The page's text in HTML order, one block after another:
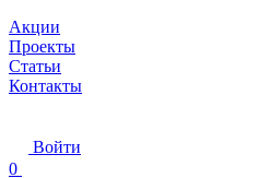
Акции
Проекты
Статьи
Контакты
Войти
0